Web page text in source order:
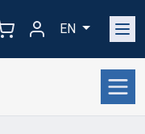
EN